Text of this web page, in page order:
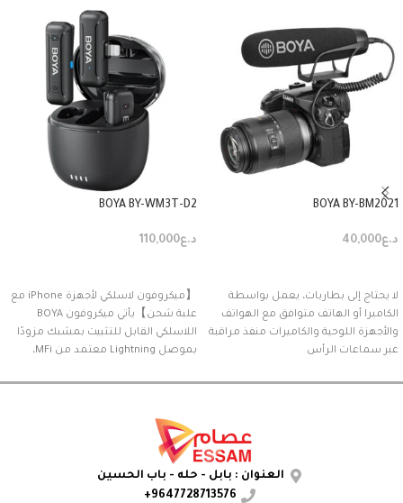
BOYA BY-BM2021
د.ع40,000
لا يحتاج إلى بطاريات، يعمل بواسطة
الكاميرا أو الهاتف متوافق مع الهواتف
والأجهزة اللوحية والكاميرات منفذ مراقبة
عبر سماعات الرأس
BOYA BY-WM3T-D2
د.ع110,000
【ميكروفون لاسلكي لأجهزة iPhone مع
علبة شحن】يأتي ميكروفون BOYA
اللاسلكي القابل للتثبيت بمشبك مزودًا
بموصل Lightning معتمد من MFi،
العنوان : بابل - حله - باب الحسين
9647728713576+